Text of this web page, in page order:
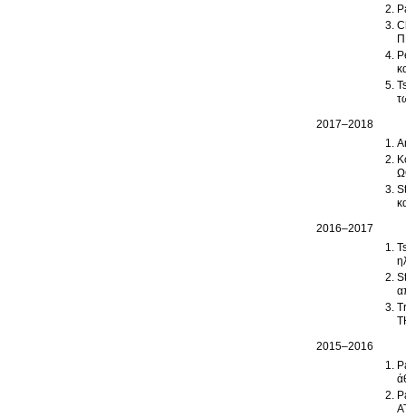
2017–2018
2016–2017
2015–2016